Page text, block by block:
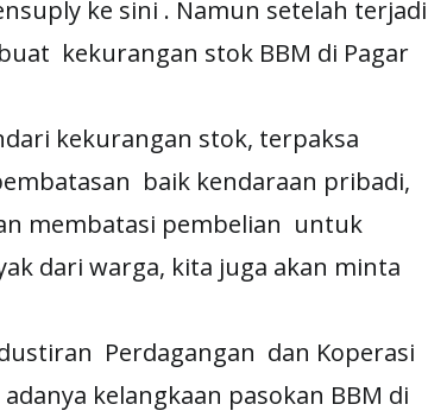
ke sini . Namun setelah terjadi
kekurangan stok BBM di Pagar
kekurangan stok, terpaksa
baik kendaraan pribadi,
membatasi pembelian untuk
dari warga, kita juga akan minta
Perdagangan dan Koperasi
kelangkaan pasokan BBM di